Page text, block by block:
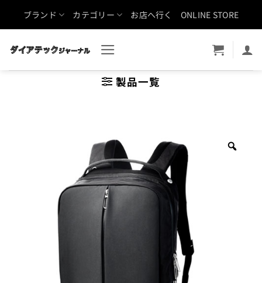
ブランド カテゴリー お店へ行く ONLINE STORE
製品一覧